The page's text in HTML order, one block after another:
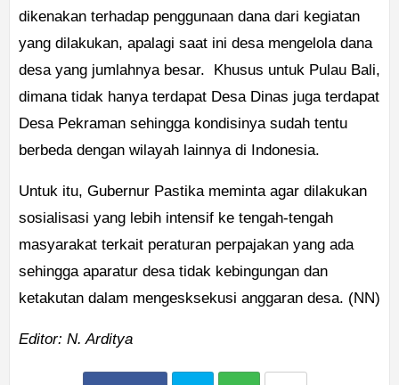
dikenakan terhadap penggunaan dana dari kegiatan
yang dilakukan, apalagi saat ini desa mengelola dana
desa yang jumlahnya besar. Khusus untuk Pulau Bali,
dimana tidak hanya terdapat Desa Dinas juga terdapat
Desa Pekraman sehingga kondisinya sudah tentu
berbeda dengan wilayah lainnya di Indonesia.
Untuk itu, Gubernur Pastika meminta agar dilakukan
sosialisasi yang lebih intensif ke tengah-tengah
masyarakat terkait peraturan perpajakan yang ada
sehingga aparatur desa tidak kebingungan dan
ketakutan dalam mengesksekusi anggaran desa. (NN)
Editor: N. Arditya